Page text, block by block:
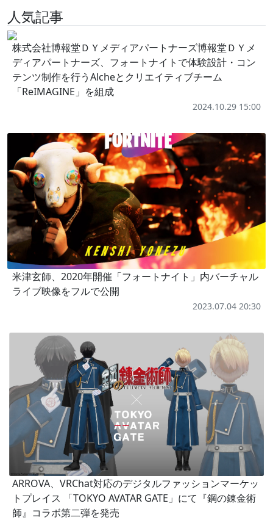
人気記事
株式会社博報堂ＤＹメディアパートナーズ博報堂ＤＹメ
ディアパートナーズ、フォートナイトで体験設計・コン
テンツ制作を行うAlcheとクリエイティブチーム
「ReIMAGINE」を組成
2024.10.29 15:00
米津玄師、2020年開催「フォートナイト」内バーチャル
ライブ映像をフルで公開
2023.07.04 20:30
ARROVA、VRChat対応のデジタルファッションマーケッ
トプレイス 「TOKYO AVATAR GATE」にて『鋼の錬金術
師』コラボ第二弾を発売